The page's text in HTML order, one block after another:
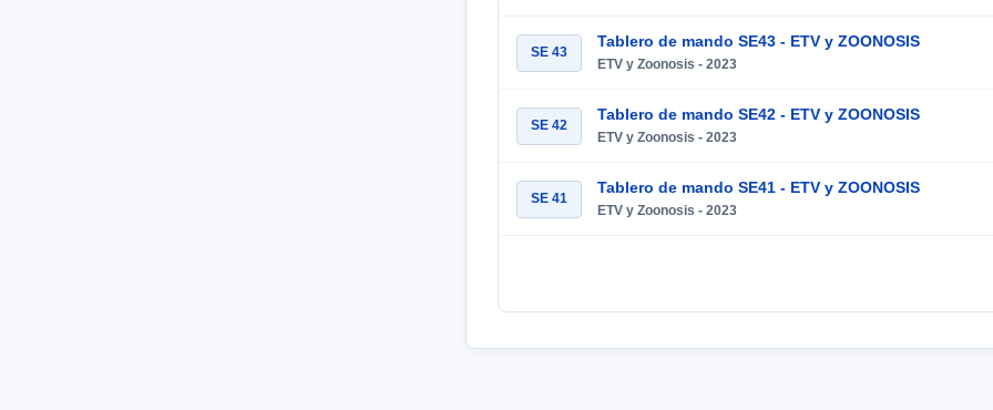
SE 43
Tablero de mando SE43 - ETV y ZOONOSIS
ETV y Zoonosis - 2023
SE 42
Tablero de mando SE42 - ETV y ZOONOSIS
ETV y Zoonosis - 2023
SE 41
Tablero de mando SE41 - ETV y ZOONOSIS
ETV y Zoonosis - 2023